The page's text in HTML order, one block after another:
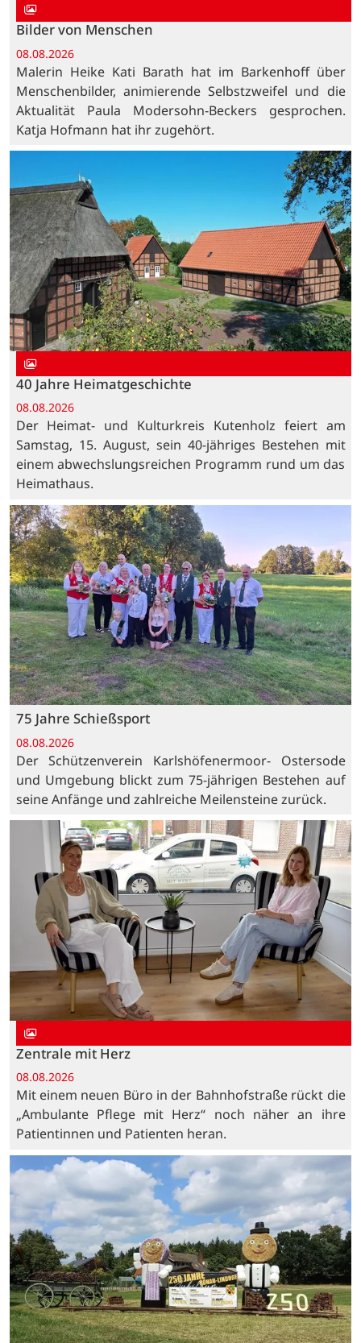
Bilder von Menschen
08.08.2026
Malerin Heike Kati Barath hat im Barkenhoff über
Menschenbilder, animierende Selbstzweifel und die
Aktualität Paula Modersohn-Beckers gesprochen.
Katja Hofmann hat ihr zugehört.
40 Jahre Heimatgeschichte
08.08.2026
Der Heimat- und Kulturkreis Kutenholz feiert am
Samstag, 15. August, sein 40-jähriges Bestehen mit
einem abwechslungsreichen Programm rund um das
Heimathaus.
75 Jahre Schießsport
08.08.2026
Der Schützenverein Karlshöfenermoor- Ostersode
und Umgebung blickt zum 75-jährigen Bestehen auf
seine Anfänge und zahlreiche Meilensteine zurück.
Zentrale mit Herz
08.08.2026
Mit einem neuen Büro in der Bahnhofstraße rückt die
„Ambulante Pflege mit Herz“ noch näher an ihre
Patientinnen und Patienten heran.